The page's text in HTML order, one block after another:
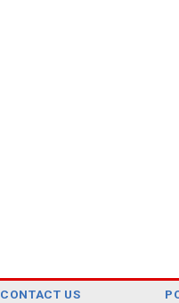
CONTACT US